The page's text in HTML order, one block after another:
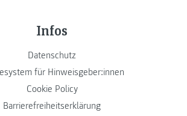
Infos
Datenschutz
für Hinweisgeber:innen
Cookie Policy
Barrierefreiheitserklärung